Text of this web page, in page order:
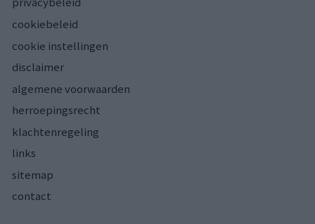
cookiebeleid
cookie instellingen
disclaimer
algemene voorwaarden
herroepingsrecht
klachtenregeling
links
sitemap
contact